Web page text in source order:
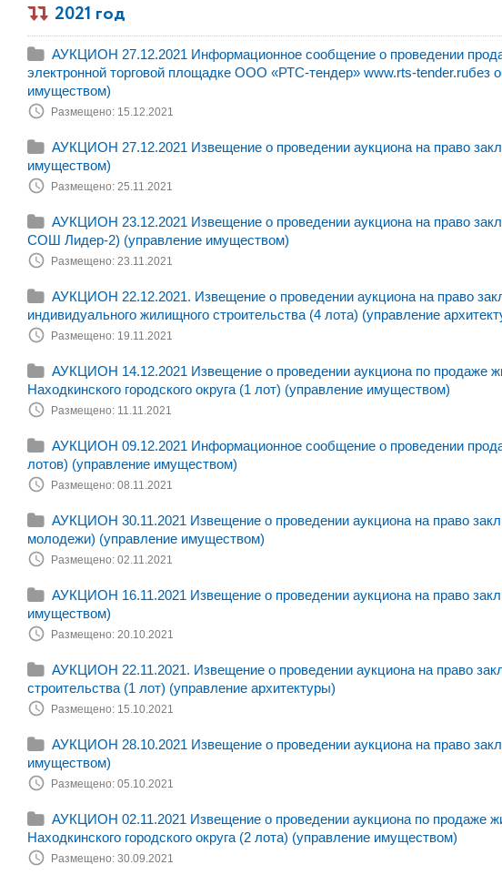
2021 год
АУКЦИОН 27.12.2021 Информационное сообщение о проведении
электронной торговой площадке ООО «РТС-тендер» www.rts-tender.ruбез
имуществом)
Размещено: 15.12.2021
АУКЦИОН 27.12.2021 Извещение о проведении аукциона на право
имуществом)
Размещено: 25.11.2021
АУКЦИОН 23.12.2021 Извещение о проведении аукциона на право
СОШ Лидер-2) (управление имуществом)
Размещено: 23.11.2021
АУКЦИОН 22.12.2021. Извещение о проведении аукциона на право
индивидуального жилищного строительства (4 лота) (управление
Размещено: 19.11.2021
АУКЦИОН 14.12.2021 Извещение о проведении аукциона по продаже
Находкинского городского округа (1 лот) (управление имуществом)
Размещено: 11.11.2021
АУКЦИОН 09.12.2021 Информационное сообщение о проведении
лотов) (управление имуществом)
Размещено: 08.11.2021
АУКЦИОН 30.11.2021 Извещение о проведении аукциона на право
молодежи) (управление имуществом)
Размещено: 02.11.2021
АУКЦИОН 16.11.2021 Извещение о проведении аукциона на право
имуществом)
Размещено: 20.10.2021
АУКЦИОН 22.11.2021. Извещение о проведении аукциона на право
строительства (1 лот) (управление архитектуры)
Размещено: 15.10.2021
АУКЦИОН 28.10.2021 Извещение о проведении аукциона на право
имуществом)
Размещено: 05.10.2021
АУКЦИОН 02.11.2021 Извещение о проведении аукциона по продаже
Находкинского городского округа (2 лота) (управление имуществом)
Размещено: 30.09.2021